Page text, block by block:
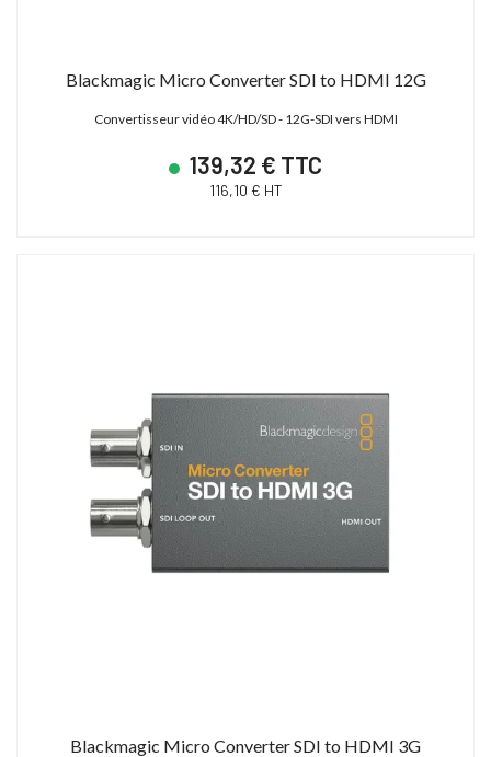
Blackmagic Micro Converter SDI to HDMI 12G
Convertisseur vidéo 4K/HD/SD - 12G-SDI vers HDMI
139,32 € TTC
116,10 € HT
Blackmagic Micro Converter SDI to HDMI 3G